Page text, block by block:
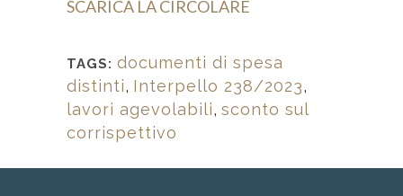
SCARICA LA CIRCOLARE
TAGS: documenti di spesa
distinti, Interpello 238/2023,
lavori agevolabili, sconto sul
corrispettivo